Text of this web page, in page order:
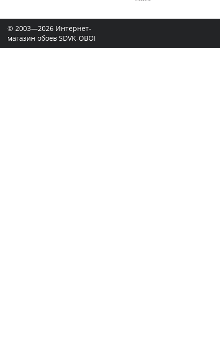
© 2003—2026 Интернет-
магазин обоев SDVK-OBOI